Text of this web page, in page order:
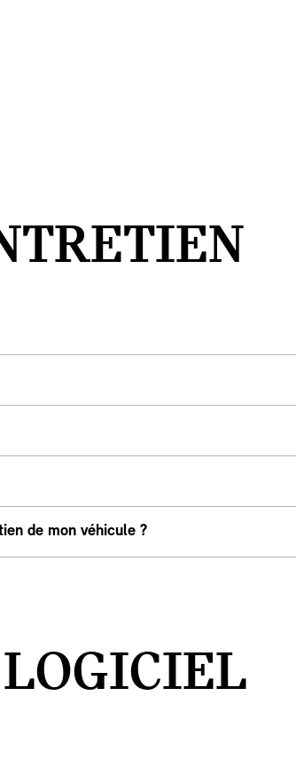
de mon véhicule ?